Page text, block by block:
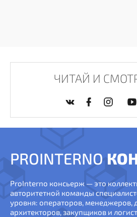
ЧИТАЙ И
PROINTERNO
ProInterno консьерж — это
авторитетной команды
уровня: операторов, менеджеров,
архитекторов, закупщиков и